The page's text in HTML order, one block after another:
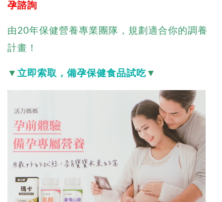
孕諮詢
由20年保健營養專業團隊，規劃適合你的調養
計畫！
▼ 立即索取，備孕保健食品試吃 ▼